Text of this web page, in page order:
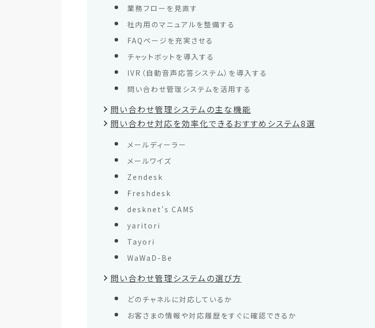
業務フローを見直す
社内用のマニュアルを整備する
FAQページを充実させる
チャットボットを導入する
IVR（自動音声応答システム）を導入する
問い合わせ管理システムを活用する
問い合わせ管理システムの主な機能
問い合わせ対応を効率化できるおすすめシステム8選
メールディーラー
メールワイズ
Zendesk
Freshdesk
desknet’s CAMS
yaritori
Tayori
WaWaD-Be
問い合わせ管理システムの選び方
どのチャネルに対応しているか
お客さまの情報や対応履歴をすぐに確認できるか